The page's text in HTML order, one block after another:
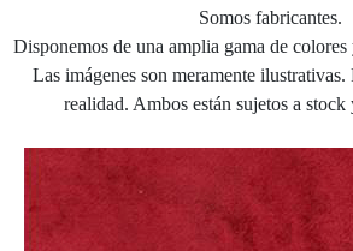
Somos fabricantes.
Disponemos de una amplia gama de colores
Las imágenes son meramente
realidad. Ambos están sujetos a